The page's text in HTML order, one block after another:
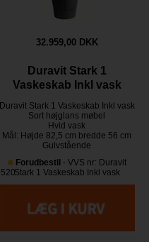
32.959,00 DKK
Duravit Stark 1
Vaskeskab Inkl vask
Duravit Stark 1 Vaskeskab Inkl vask
Sort højglans møbel
Hvid vask
Mål: Højde 82,5 cm bredde 56 cm
Gulvstående
Forudbestil - VVS nr: Duravit
Stark 1 Vaskeskab Inkl vask